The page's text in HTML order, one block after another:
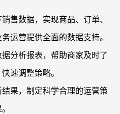
售数据，实现商品、订单、
运营提供全面的数据支持。
分析报表，帮助商家及时了
速调整策略。
果，制定科学合理的运营策